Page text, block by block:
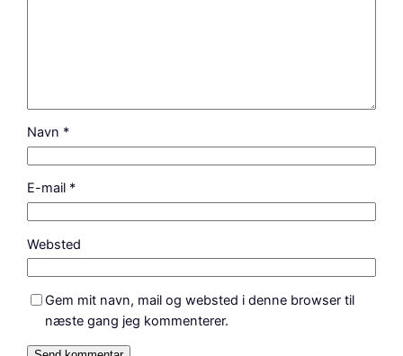
Navn *
E-mail *
Websted
Gem mit navn, mail og websted i denne browser til
næste gang jeg kommenterer.